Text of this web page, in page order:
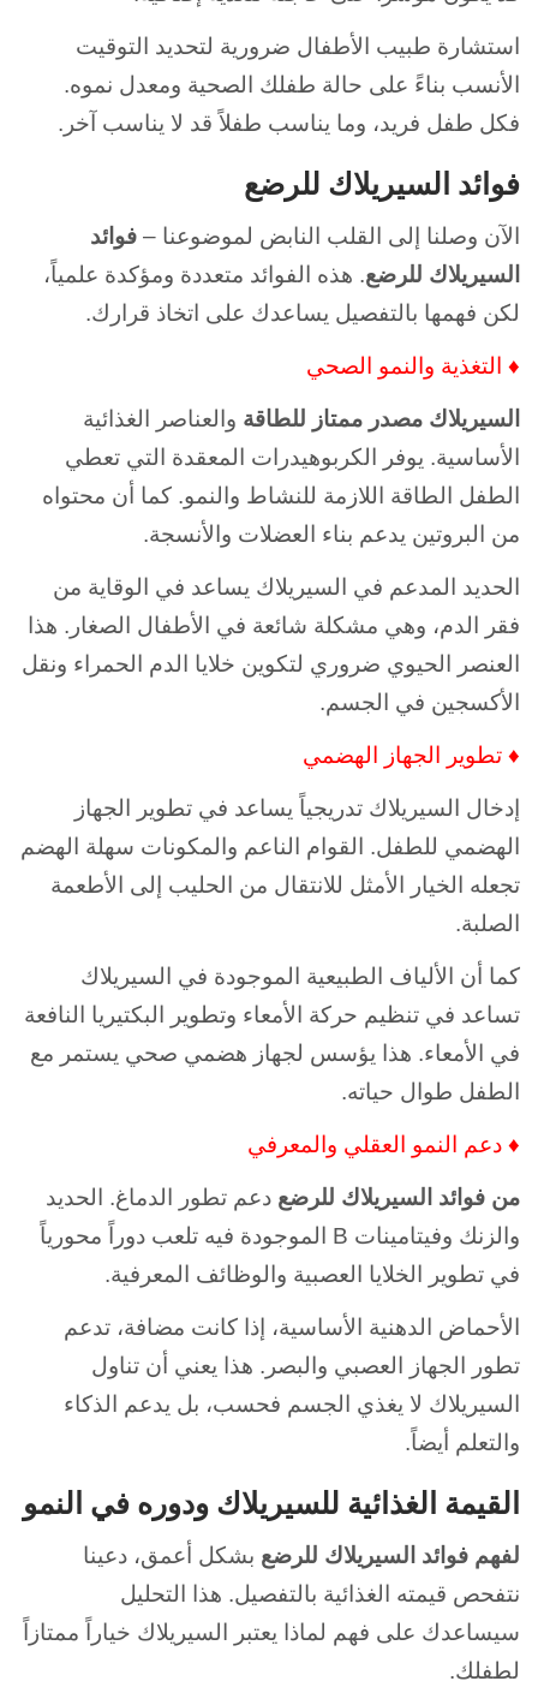
استشارة طبيب الأطفال ضرورية لتحديد التوقيت
الأنسب بناءً على حالة طفلك الصحية ومعدل نموه.
فكل طفل فريد، وما يناسب طفلاً قد لا يناسب آخر.
فوائد السيريلاك للرضع
الآن وصلنا إلى القلب النابض لموضوعنا – فوائد
السيريلاك للرضع. هذه الفوائد متعددة ومؤكدة علمياً،
لكن فهمها بالتفصيل يساعدك على اتخاذ قرارك.
♦ التغذية والنمو الصحي
السيريلاك مصدر ممتاز للطاقة والعناصر الغذائية
الأساسية. يوفر الكربوهيدرات المعقدة التي تعطي
الطفل الطاقة اللازمة للنشاط والنمو. كما أن محتواه
من البروتين يدعم بناء العضلات والأنسجة.
الحديد المدعم في السيريلاك يساعد في الوقاية من
فقر الدم، وهي مشكلة شائعة في الأطفال الصغار. هذا
العنصر الحيوي ضروري لتكوين خلايا الدم الحمراء ونقل
الأكسجين في الجسم.
♦ تطوير الجهاز الهضمي
إدخال السيريلاك تدريجياً يساعد في تطوير الجهاز
الهضمي للطفل. القوام الناعم والمكونات سهلة الهضم
تجعله الخيار الأمثل للانتقال من الحليب إلى الأطعمة
الصلبة.
كما أن الألياف الطبيعية الموجودة في السيريلاك
تساعد في تنظيم حركة الأمعاء وتطوير البكتيريا النافعة
في الأمعاء. هذا يؤسس لجهاز هضمي صحي يستمر مع
الطفل طوال حياته.
♦ دعم النمو العقلي والمعرفي
من فوائد السيريلاك للرضع دعم تطور الدماغ. الحديد
والزنك وفيتامينات B الموجودة فيه تلعب دوراً محورياً
في تطوير الخلايا العصبية والوظائف المعرفية.
الأحماض الدهنية الأساسية، إذا كانت مضافة، تدعم
تطور الجهاز العصبي والبصر. هذا يعني أن تناول
السيريلاك لا يغذي الجسم فحسب، بل يدعم الذكاء
والتعلم أيضاً.
القيمة الغذائية للسيريلاك ودوره في النمو
لفهم فوائد السيريلاك للرضع بشكل أعمق، دعينا
نتفحص قيمته الغذائية بالتفصيل. هذا التحليل
سيساعدك على فهم لماذا يعتبر السيريلاك خياراً ممتازاً
لطفلك.